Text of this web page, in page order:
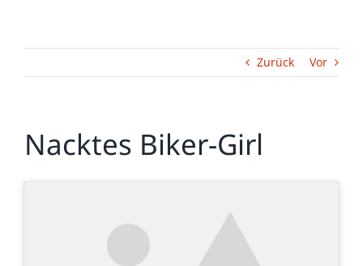
Zurück Vor
Nacktes Biker-Girl